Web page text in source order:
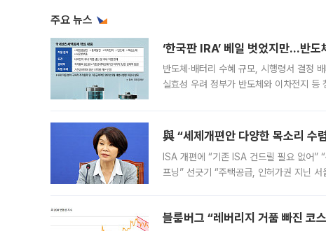
주요 뉴스
‘한국판 IRA’ 베일 벗었지만…반도
반도체·배터리 수혜 규모, 시행령서 결정
실효성 우려 정부가 반도체와 이차전지 등
與 “세제개편안 다양한 목소리 수
ISA 개편에 “기존 ISA 건드릴 필요 없어”
프닝” 선긋기 “주택공급, 인허가권 지닌
블룸버그 “레버리지 거품 빠진 코